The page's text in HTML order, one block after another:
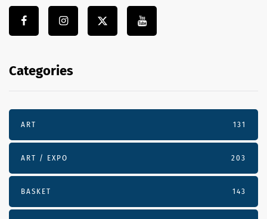
Categories
ART 131
ART / EXPO 203
BASKET 143